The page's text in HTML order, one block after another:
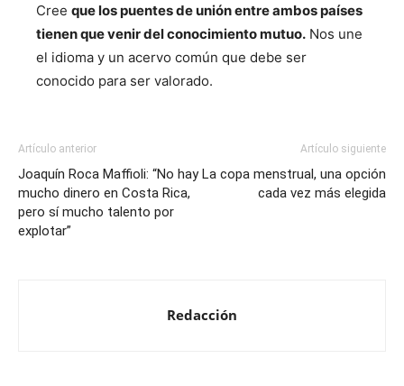
Cree que los puentes de unión entre ambos países
tienen que venir del conocimiento mutuo. Nos une
el idioma y un acervo común que debe ser
conocido para ser valorado.
Artículo anterior
Joaquín Roca Maffioli: “No hay
mucho dinero en Costa Rica,
pero sí mucho talento por
explotar”
Artículo siguiente
La copa menstrual, una opción
cada vez más elegida
Redacción